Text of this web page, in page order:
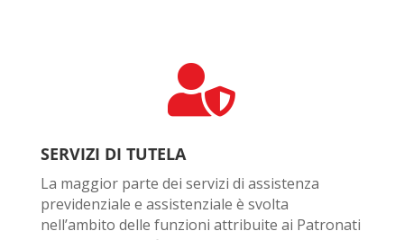

SERVIZI DI TUTELA
La maggior parte dei servizi di assistenza
previdenziale e assistenziale è svolta
nell’ambito delle funzioni attribuite ai Patronati